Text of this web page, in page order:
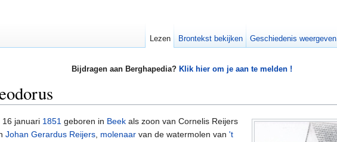
Bijdragen aan Berghapedia? Klik hier om je aan te melden !
16 januari 1851 geboren in Beek als zoon van Cornelis Reijers
Johan Gerardus Reijers, molenaar van de watermolen van 't
Lezen Brontekst bekijken Geschiedenis weergeven